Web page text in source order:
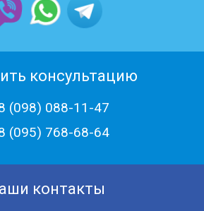
консультацию
(098) 088-11-47
(‎095) 768-68-64
контакты